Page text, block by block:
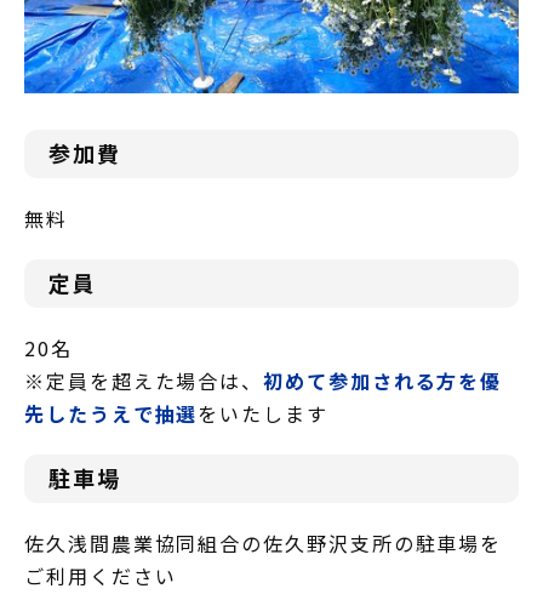
参加費
無料
定員
20名
※定員を超えた場合は、初めて参加される方を優
先したうえで抽選をいたします
駐車場
佐久浅間農業協同組合の佐久野沢支所の駐車場を
ご利用ください